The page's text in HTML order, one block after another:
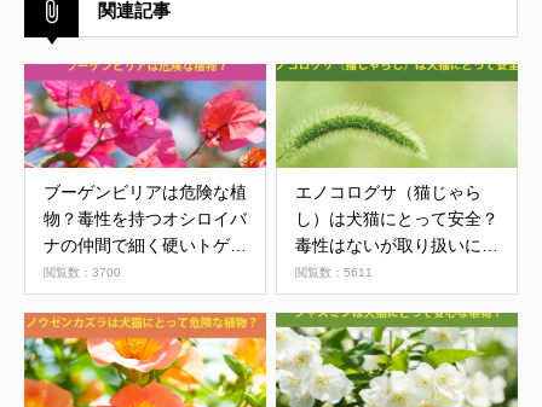
関連記事
ブーゲンビリアは危険な植
物？毒性を持つオシロイバ
ナの仲間で細く硬いトゲを
もつ
閲覧数：3700
エノコログサ（猫じゃら
し）は犬猫にとって安全？
毒性はないが取り扱いには
注意が必要
閲覧数：5611